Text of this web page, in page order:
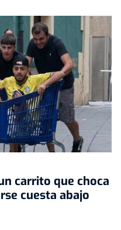
carrito que choca
cuesta abajo